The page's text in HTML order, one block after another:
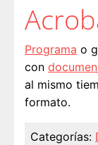
Programa o
con
al mismo
formato.
Categorías: